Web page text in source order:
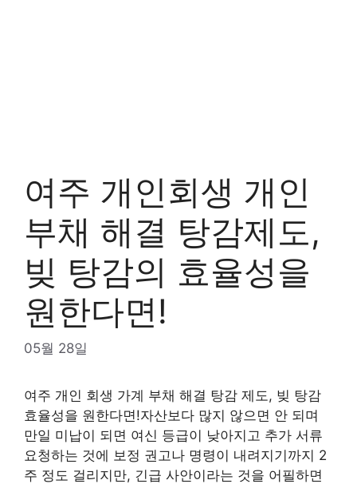
여주 개인회생 개인
부채 해결 탕감제도,
빚 탕감의 효율성을
원한다면!
05월 28일
여주 개인 회생 가계 부채 해결 탕감 제도, 빚 탕감
효율성을 원한다면!자산보다 많지 않으면 안 되며
만일 미납이 되면 여신 등급이 낮아지고 추가 서류
요청하는 것에 보정 권고나 명령이 내려지기까지 2
주 정도 걸리지만, 긴급 사안이라는 것을 어필하면